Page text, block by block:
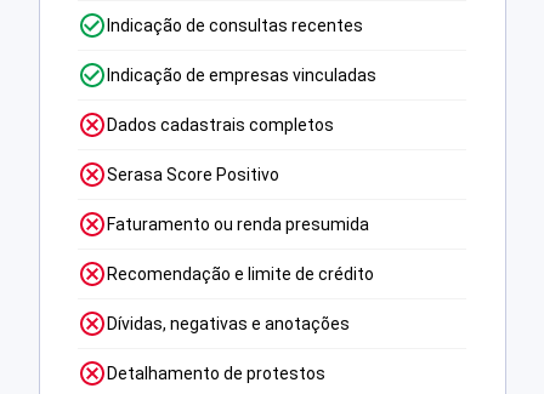
Indicação de consultas recentes
Indicação de empresas vinculadas
Dados cadastrais completos
Serasa Score Positivo
Faturamento ou renda presumida
Recomendação e limite de crédito
Dívidas, negativas e anotações
Detalhamento de protestos